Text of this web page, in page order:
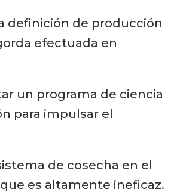
definición de producción
efectuada en
un programa de ciencia
para impulsar el
de cosecha en el
es altamente ineficaz.